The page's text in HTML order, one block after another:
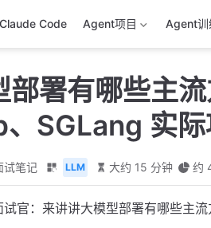
Code Agent项目 Agent训
署有哪些主
SGLang 实际
试笔记 LLM 大约 15 分钟 约
官：来讲讲大模型部署有哪些主